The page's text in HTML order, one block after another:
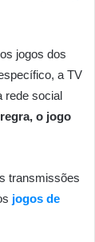
jogos dos
a TV
rede social
o jogo
transmissões
jogos de